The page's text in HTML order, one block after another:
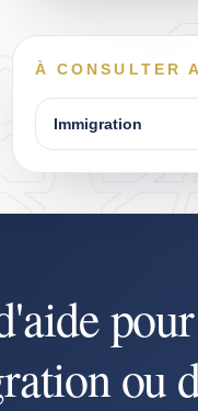
À CONSULTER
Immigration
ou